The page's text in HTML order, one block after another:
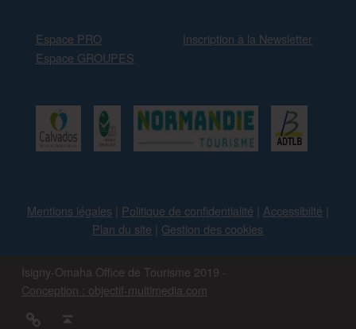
Espace PRO
Espace GROUPES
Inscription à la Newsletter
Mentions légales | Politique de confidentialité | Accessibilté |
Plan du site | Gestion des cookies
Isigny-Omaha Office de Tourisme 2019 -
Conception : objectif-multimedia.com